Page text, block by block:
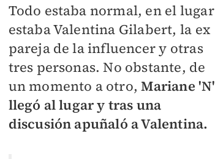
Todo estaba normal, en el lugar
estaba Valentina Gilabert, la ex
pareja de la influencer y otras
tres personas. No obstante, de
un momento a otro,Mariane 'N'
llegó al lugar y tras una
discusión apuñaló a Valentina.